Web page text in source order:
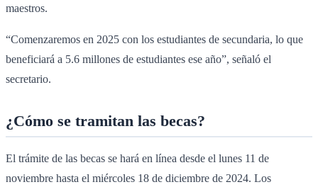
maestros.
“Comenzaremos en 2025 con los estudiantes de secundaria, lo que
beneficiará a 5.6 millones de estudiantes ese año”, señaló el
secretario.
¿Cómo se tramitan las becas?
El trámite de las becas se hará en línea desde el lunes 11 de
noviembre hasta el miércoles 18 de diciembre de 2024. Los